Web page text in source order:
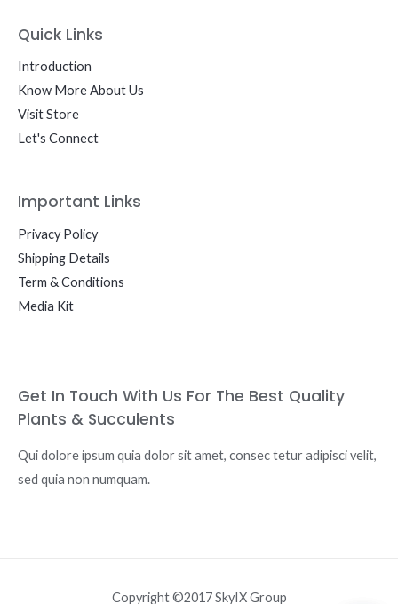
Quick Links
Introduction
Know More About Us
Visit Store
Let's Connect
Important Links
Privacy Policy
Shipping Details
Term & Conditions
Media Kit
Get In Touch With Us For The Best Quality
Plants & Succulents
Qui dolore ipsum quia dolor sit amet, consec tetur adipisci velit,
sed quia non numquam.
Copyright ©2017 SkyIX Group